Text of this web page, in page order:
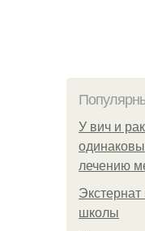
У вич и
лечению
школы